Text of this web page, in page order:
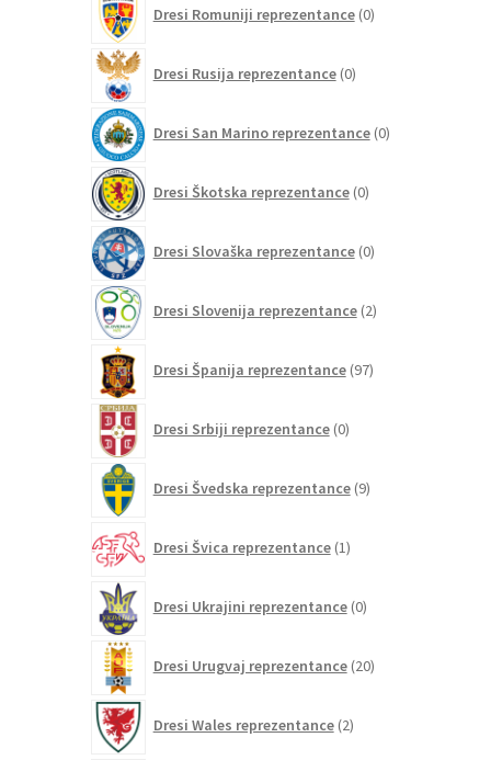
Dresi Romuniji reprezentance 0izdelkov
Dresi Rusija reprezentance 0izdelkov
Dresi San Marino reprezentance 0izdelkov
Dresi Škotska reprezentance 0izdelkov
Dresi Slovaška reprezentance 0izdelkov
Dresi Slovenija reprezentance 2izdelka
Dresi Španija reprezentance 97izdelkov
Dresi Srbiji reprezentance 0izdelkov
Dresi Švedska reprezentance 9izdelkov
Dresi Švica reprezentance 1izdelek
Dresi Ukrajini reprezentance 0izdelkov
Dresi Urugvaj reprezentance 20izdelkov
Dresi Wales reprezentance 2izdelka